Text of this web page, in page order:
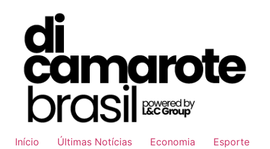
conteúdo
Início Últimas Notícias Economia
Esporte